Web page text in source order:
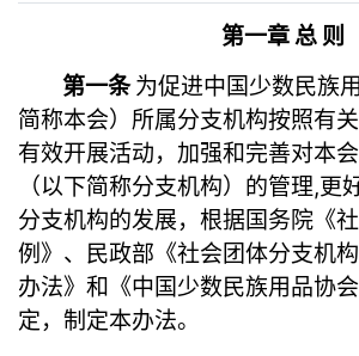
第一章 总 则
第一条为促进中国少数民族
简称本会）所属分支机构按照有
有效开展活动， 加强和完善对本
（以下简称分支机构）的管理,更
分支机构的发展， 根据国务院《
例》、民政部《社会团体分支机
办法》和《中国少数民族用品协
定，制定本办法。